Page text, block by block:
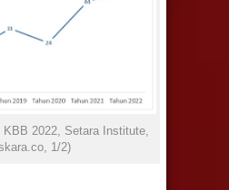
KBB 2022, Setara Institute,
1/2)